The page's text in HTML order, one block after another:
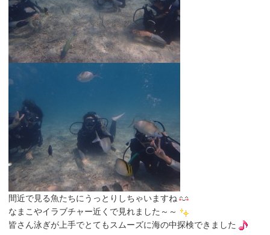
間近で見る魚たちにうっとりしちゃいますね
なまこやイラブチャー近くで見れました～～
皆さん泳ぎが上手でとてもスムーズに海の中探検できました